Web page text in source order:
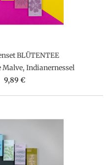
BLÜTENTEE
Indianernessel
9,89 €